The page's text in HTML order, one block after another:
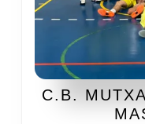
C.B.